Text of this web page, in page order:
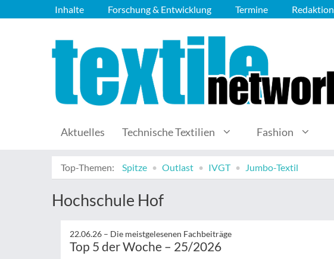
Inhalte Forschung & Entwicklung Termine Redaktion
Aktuelles Technische Textilien Fashion
Top-Themen: Spitze Outlast IVGT Jumbo-Textil
Hochschule Hof
22.06.26 – Die meistgelesenen Fachbeiträge
Top 5 der Woche – 25/2026